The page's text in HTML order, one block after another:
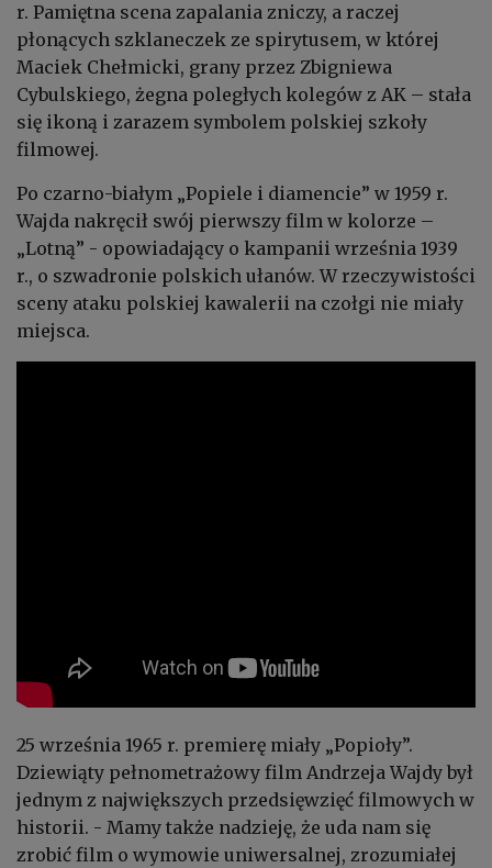
r. Pamiętna scena zapalania zniczy, a raczej
płonących szklaneczek ze spirytusem, w której
Maciek Chełmicki, grany przez Zbigniewa
Cybulskiego, żegna poległych kolegów z AK – stała
się ikoną i zarazem symbolem polskiej szkoły
filmowej.
Po czarno-białym „Popiele i diamencie” w 1959 r.
Wajda nakręcił swój pierwszy film w kolorze –
„Lotną” - opowiadający o kampanii września 1939
r., o szwadronie polskich ułanów. W rzeczywistości
sceny ataku polskiej kawalerii na czołgi nie miały
miejsca.
25 września 1965 r. premierę miały „Popioły”.
Dziewiąty pełnometrażowy film Andrzeja Wajdy był
jednym z największych przedsięwzięć filmowych w
historii. - Mamy także nadzieję, że uda nam się
zrobić film o wymowie uniwersalnej, zrozumiałej